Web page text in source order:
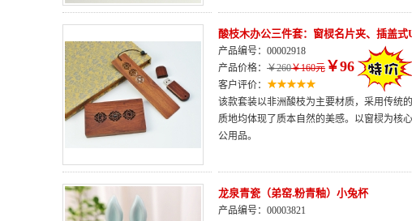
酸枝木办公三件套：窗棂名片夹、插盖式
产品编号：00002918
产品价格： ￥260￥160元 ￥96
客户评价：
该款套装以非洲酸枝为主要材质，采用传统
质地均体现了质本自然的美感。以窗棂为核
公用品。
龙泉青瓷（弟窑.粉青釉）小兔杯
产品编号：00003821